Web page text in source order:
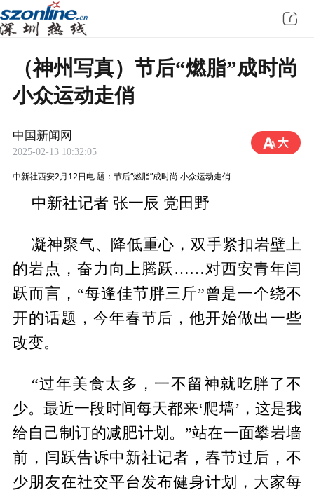
（神州写真）节后“燃脂”成时尚
小众运动走俏
中国新闻网
2025-02-13 10:32:05
中新社西安2月12日电 题：节后“燃脂”成时尚 小众运动走俏
中新社记者 张一辰 党田野
凝神聚气、降低重心，双手紧扣岩壁上
的岩点，奋力向上腾跃……对西安青年闫
跃而言，“每逢佳节胖三斤”曾是一个绕不
开的话题，今年春节后，他开始做出一些
改变。
“过年美食太多，一不留神就吃胖了不
少。最近一段时间每天都来‘爬墙’，这是我
给自己制订的减肥计划。”站在一面攀岩墙
前，闫跃告诉中新社记者，春节过后，不
少朋友在社交平台发布健身计划，大家每